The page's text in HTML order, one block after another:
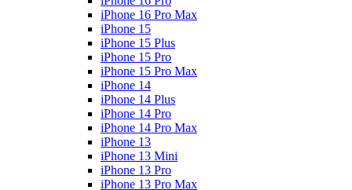
iPhone 16 Pro Max
iPhone 15
iPhone 15 Plus
iPhone 15 Pro
iPhone 15 Pro Max
iPhone 14
iPhone 14 Plus
iPhone 14 Pro
iPhone 14 Pro Max
iPhone 13
iPhone 13 Mini
iPhone 13 Pro
iPhone 13 Pro Max